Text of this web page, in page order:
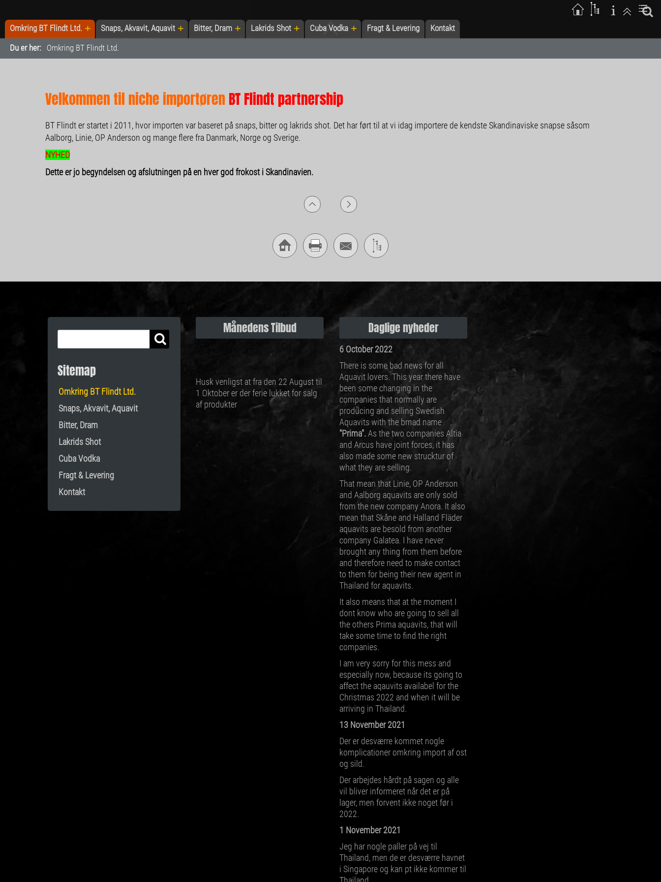
Du er her: Omkring BT Flindt Ltd.
Velkommen til niche importøren BT Flindt partnership
BT Flindt er startet i 2011, hvor importen var baseret på snaps, bitter og lakrids shot. Det har ført til at vi idag importere de kendste Skandinaviske snapse såsom
Aalborg, Linie, OP Anderson og mange flere fra Danmark, Norge og Sverige.
NYHED
Dette er jo begyndelsen og afslutningen på en hver god frokost i Skandinavien.
Sitemap
Omkring BT Flindt Ltd.
Snaps, Akvavit, Aquavit
Bitter, Dram
Lakrids Shot
Cuba Vodka
Fragt & Levering
Kontakt
Månedens Tilbud
Husk venligst at fra den 22 August til
1 Oktober er der ferie lukket for salg
af produkter
Daglige nyheder
6 October 2022
There is some bad news for all
Aquavit lovers. This year there have
been some changing in the
companies that normally are
producing and selling Swedish
Aquavits with the brnad name
"Prima". As the two companies Altia
and Arcus have joint forces, it has
also made some new strucktur of
what they are selling.
That mean that Linie, OP Anderson
and Aalborg aquavits are only sold
from the new company Anora. It also
mean that Skåne and Halland Fläder
aquavits are besold from another
company Galatea. I have never
brought any thing from them before
and therefore need to make contact
to them for being their new agent in
Thailand for aquavits.
It also means that at the moment I
dont know who are going to sell all
the others Prima aquavits, that will
take some time to find the right
companies.
I am very sorry for this mess and
especially now, because its going to
affect the aqauvits availabel for the
Christmas 2022 and when it will be
arriving in Thailand.
13 November 2021
Der er desværre kommet nogle
komplicationer omkring import af ost
og sild.
Der arbejdes hårdt på sagen og alle
vil bliver informeret når det er på
lager, men forvent ikke noget før i
2022.
1 November 2021
Jeg har nogle paller på vej til
Thailand, men de er desværre havnet
i Singapore og kan pt ikke kommer til
Omkring BT Flindt Ltd. + Snaps, Akvavit, Aquavit + Bitter, Dram + Lakrids Shot + Cuba Vodka + Fragt & Levering Kontakt